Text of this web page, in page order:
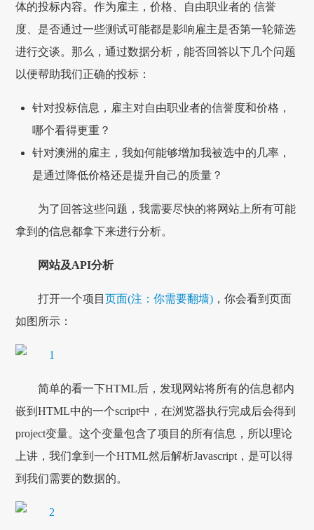
体的投标内容。作为雇主，价格、自由职业者的 信誉
度、是否通过一些测试可能都是影响雇主是否第一轮筛选
进行交谈。那么，通过数据分析，能否回答以下几个问题
以便帮助我们正确的投标：
针对投标信息，雇主对自由职业者的信誉度和价格，
哪个看得更重？
针对澳洲的雇主，我如何能够增加我被选中的几率，
是通过降低价格还是提升自己的质量？
为了回答这些问题，我需要尽快的将网站上所有可能
拿到的信息都拿下来进行分析。
网站及API分析
打开一个项目页面(注：你需要翻墙) ，你会看到页面
如图所示：
简单的看一下HTML后，发现网站将所有的信息都内
嵌到HTML中的一个script中，在浏览器执行完成后会得到
project变量。这个变量包含了项目的所有信息，所以理论
上讲，我们拿到一个HTML然后解析Javascript，是可以得
到我们需要的数据的。